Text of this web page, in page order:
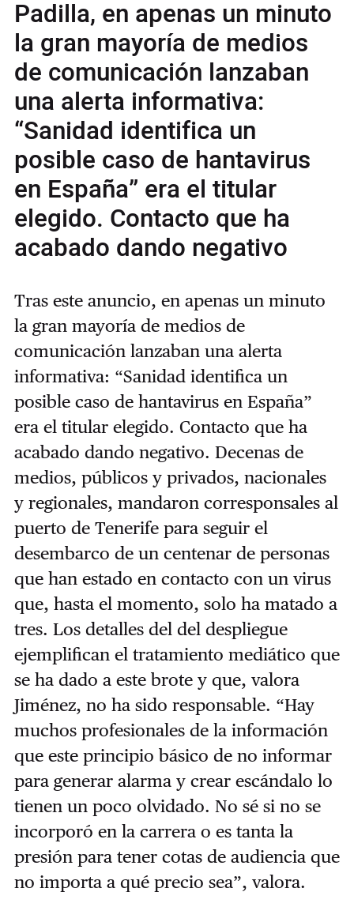
Padilla, en apenas un minuto
la gran mayoría de medios
de comunicación lanzaban
una alerta informativa:
“Sanidad identifica un
posible caso de hantavirus
en España” era el titular
elegido. Contacto que ha
acabado dando negativo
Tras este anuncio, en apenas un minuto
la gran mayoría de medios de
comunicación lanzaban una alerta
informativa: “Sanidad identifica un
posible caso de hantavirus en España”
era el titular elegido. Contacto que ha
acabado dando negativo. Decenas de
medios, públicos y privados, nacionales
y regionales, mandaron corresponsales al
puerto de Tenerife para seguir el
desembarco de un centenar de personas
que han estado en contacto con un virus
que, hasta el momento, solo ha matado a
tres. Los detalles del del despliegue
ejemplifican el tratamiento mediático que
se ha dado a este brote y que, valora
Jiménez, no ha sido responsable. “Hay
muchos profesionales de la información
que este principio básico de no informar
para generar alarma y crear escándalo lo
tienen un poco olvidado. No sé si no se
incorporó en la carrera o es tanta la
presión para tener cotas de audiencia que
no importa a qué precio sea”, valora.